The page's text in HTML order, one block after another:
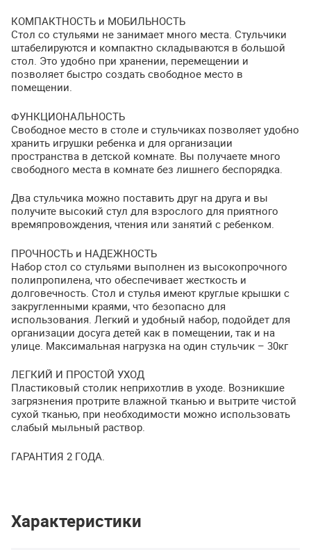
КОМПАКТНОСТЬ и МОБИЛЬНОСТЬ
Стол со стульями не занимает много места. Стульчики
штабелируются и компактно складываются в большой
стол. Это удобно при хранении, перемещении и
позволяет быстро создать свободное место в
помещении.
ФУНКЦИОНАЛЬНОСТЬ
Свободное место в столе и стульчиках позволяет удобно
хранить игрушки ребенка и для организации
пространства в детской комнате. Вы получаете много
свободного места в комнате без лишнего беспорядка.
Два стульчика можно поставить друг на друга и вы
получите высокий стул для взрослого для приятного
времяпровождения, чтения или занятий с ребенком.
ПРОЧНОСТЬ и НАДЕЖНОСТЬ
Набор стол со стульями выполнен из высокопрочного
полипропилена, что обеспечивает жесткость и
долговечность. Стол и стулья имеют круглые крышки с
закругленными краями, что безопасно для
использования. Легкий и удобный набор, подойдет для
организации досуга детей как в помещении, так и на
улице. Максимальная нагрузка на один стульчик – 30кг
ЛЕГКИЙ И ПРОСТОЙ УХОД
Пластиковый столик неприхотлив в уходе. Возникшие
загрязнения протрите влажной тканью и вытрите чистой
сухой тканью, при необходимости можно использовать
слабый мыльный раствор.
ГАРАНТИЯ 2 ГОДА
Характеристики